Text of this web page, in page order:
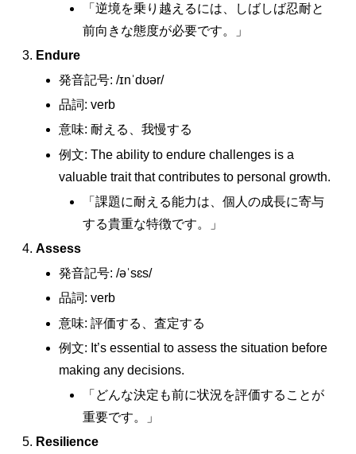
「逆境を乗り越えるには、しばしば忍耐と
前向きな態度が必要です。」
Endure
発音記号: /ɪnˈdʊər/
品詞: verb
意味: 耐える、我慢する
例文: The ability to endure challenges is a
valuable trait that contributes to personal growth.
「課題に耐える能力は、個人の成長に寄与
する貴重な特徴です。」
Assess
発音記号: /əˈsɛs/
品詞: verb
意味: 評価する、査定する
例文: It’s essential to assess the situation before
making any decisions.
「どんな決定も前に状況を評価することが
重要です。」
Resilience